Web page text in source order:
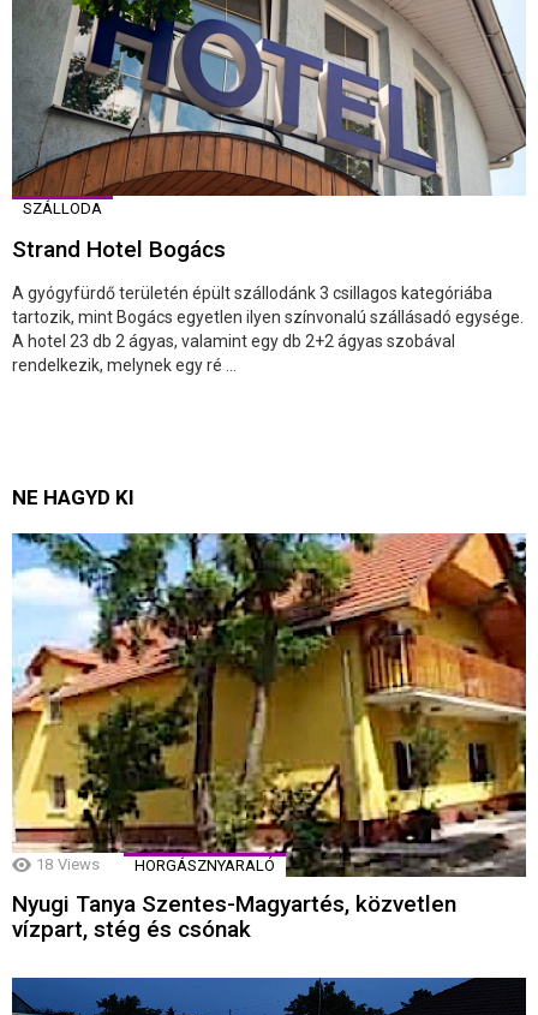
SZÁLLODA
Strand Hotel Bogács
A gyógyfürdő területén épült szállodánk 3 csillagos kategóriába
tartozik, mint Bogács egyetlen ilyen színvonalú szállásadó egysége.
A hotel 23 db 2 ágyas, valamint egy db 2+2 ágyas szobával
rendelkezik, melynek egy ré ...
NE HAGYD KI
18 Views HORGÁSZNYARALÓ
Nyugi Tanya Szentes-Magyartés, közvetlen
vízpart, stég és csónak